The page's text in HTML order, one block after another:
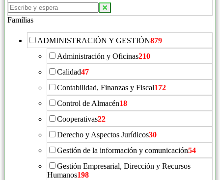
Buscar
productos:
Famílias
ADMINISTRACIÓN Y GESTIÓN879
Administración y Oficinas210
Calidad47
Contabilidad, Finanzas y Fiscal172
Control de Almacén18
Cooperativas22
Derecho y Aspectos Jurídicos30
Gestión de la información y comunicación54
Gestión Empresarial, Dirección y Recursos
Humanos198